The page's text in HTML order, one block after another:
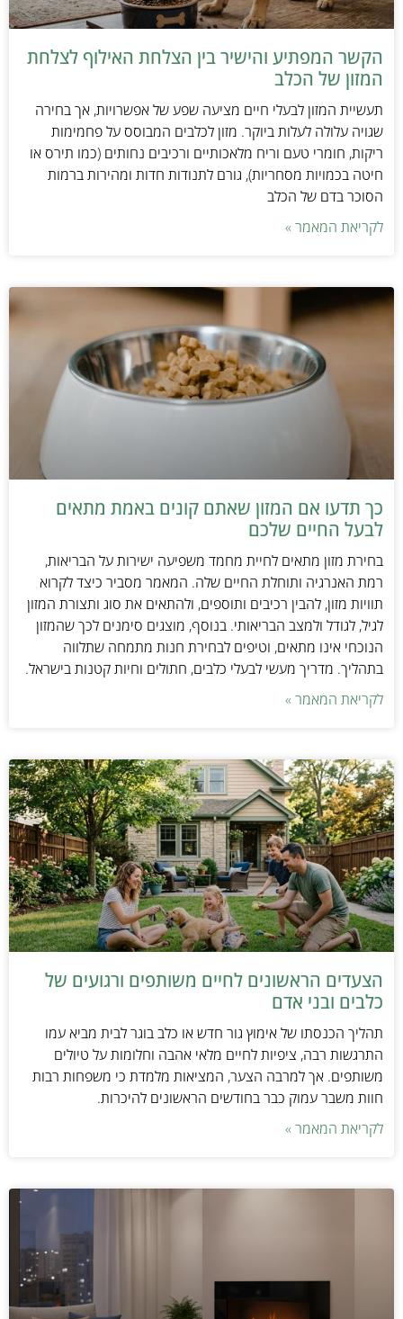
הקשר המפתיע והישיר בין הצלחת האילוף לצלחת
המזון של הכלב
תעשיית המזון לבעלי חיים מציעה שפע של אפשרויות, אך בחירה
שגויה עלולה לעלות ביוקר. מזון לכלבים המבוסס על פחמימות
ריקות, חומרי טעם וריח מלאכותיים ורכיבים נחותים (כמו תירס או
חיטה בכמויות מסחריות), גורם לתנודות חדות ומהירות ברמות
הסוכר בדם של הכלב
לקריאת המאמר »
כך תדעו אם המזון שאתם קונים באמת מתאים
לבעל החיים שלכם
בחירת מזון מתאים לחיית מחמד משפיעה ישירות על הבריאות,
רמת האנרגיה ותוחלת החיים שלה. המאמר מסביר כיצד לקרוא
תוויות מזון, להבין רכיבים ותוספים, ולהתאים את סוג ותצורת המזון
לגיל, לגודל ולמצב הבריאותי. בנוסף, מוצגים סימנים לכך שהמזון
הנוכחי אינו מתאים, וטיפים לבחירת חנות מתמחה שתלווה
בתהליך. מדריך מעשי לבעלי כלבים, חתולים וחיות קטנות בישראל.
לקריאת המאמר »
הצעדים הראשונים לחיים משותפים ורגועים של
כלבים ובני אדם
תהליך הכנסתו של אימוץ גור חדש או כלב בוגר לבית מביא עמו
התרגשות רבה, ציפיות לחיים מלאי אהבה וחלומות על טיולים
משותפים. אך למרבה הצער, המציאות מלמדת כי משפחות רבות
חוות משבר עמוק כבר בחודשים הראשונים להיכרות.
לקריאת המאמר »